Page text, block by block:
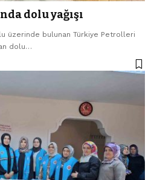
dolu yağışı
üzerinde bulunan Türkiye Petrolleri
dolu…